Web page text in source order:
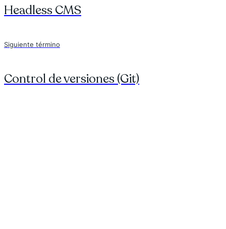
Headless CMS
Siguiente término
Control de versiones (Git)